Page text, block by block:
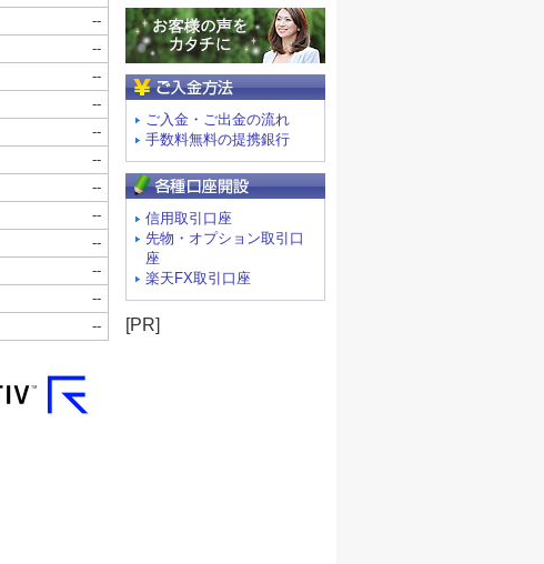
ご入金・ご出金の流れ
手数料無料の提携銀行
信用取引口座
先物・オプション取引口
座
楽天FX取引口座
[PR]